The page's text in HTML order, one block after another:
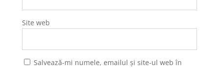
Site web
Salvează-mi numele, emailul și site-ul web în